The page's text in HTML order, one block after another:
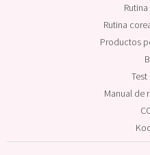
Rutina
Productos
Manual de